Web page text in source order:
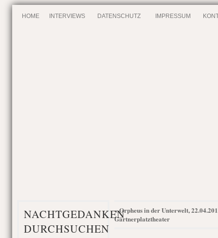
HOME INTERVIEWS DATENSCHUTZ IMPRESSUM
NACHTGEDANKEN
DURCHSUCHEN
«Orpheus in der Unterwelt,
Gärtnerplatztheater